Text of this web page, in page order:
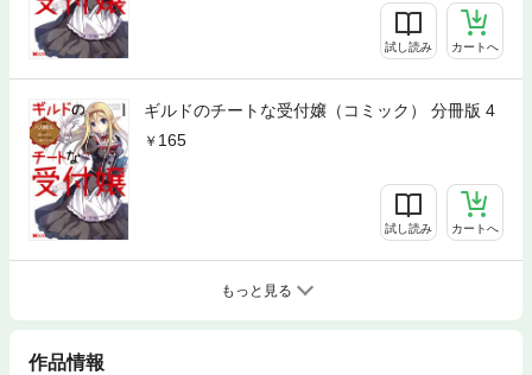
試し読み カートへ
ギルドのチートな受付嬢（コミック） 分冊版 4
165
試し読み カートへ
もっと見る
作品情報